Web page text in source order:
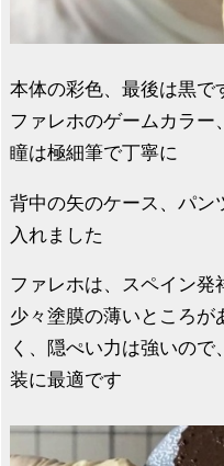
本体の彩色、最後は黒で
ファレホのゲームカラー
瞳は極細筆で丁寧に
背中の矢のケース、パン
入れました
ファレホは、スペイン
少々塗膜の薄いところが
く、隠ぺい力は強いの
装に最適です